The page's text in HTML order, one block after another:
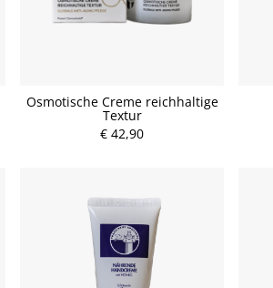
Osmotische Creme reichhaltige
Textur
€ 42,90